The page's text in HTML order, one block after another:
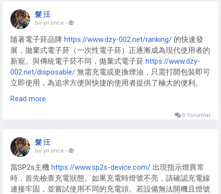
髮 汪
bir yıl önce -
隨著電子菸品牌 https://www.dzy-002.net/ranking/ 的快速發
展，拋棄式電子菸（一次性電子菸）正逐漸成為現代使用者的
新寵。與傳統電子菸不同，拋棄式電子菸 https://www.dzy-
002.net/disposable/ 無需充電或更換煙油，只需打開包裝即可
立即使用，為追求方便與快捷的使用者提供了極大的便利。
忙碌的上班族、旅遊愛好者或初次接觸電子菸的使用者。由於
不需要額外維護，使用者無需擔心充電、漏油或操作複雜的問
題，只需享受吸食的樂趣即可。拋棄式電子菸通常體積輕巧，
方便隨身攜帶，無論是外出聚會、短途旅行或日常使用，都能
隨時滿足吸菸需求。
Read more
0 Yorumlar
髮 汪
bir yıl önce -
當SP2s主機 https://www.sp2s-device.com/ 出現指示燈異常
時，首先檢查充電狀態。如果充電時燈號不亮，請確認充電線
連接牢固，並嘗試使用不同的充電頭。若設備無法開機且燈號